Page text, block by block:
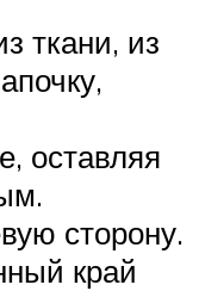
ткани, из
оставляя
сторону.
край